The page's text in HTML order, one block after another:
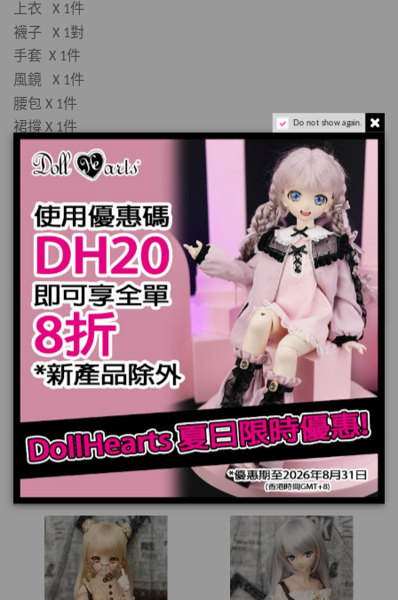
上衣 X 1件
襪子 X 1對
手套 X 1件
風鏡 X 1件
腰包 X 1件
裙撐 X 1件
*娃娃，鞋子和頭髮不包括在內
產品實際顏色可能會跟顯示器上稍有差別
加入購物車
規格
Do not show again.